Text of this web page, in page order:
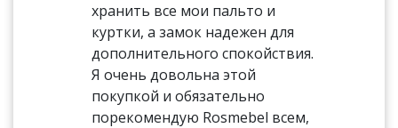
хранить все мои пальто и
куртки, а замок надежен для
дополнительного спокойствия.
Я очень довольна этой
покупкой и обязательно
порекомендую Rosmebel всем,